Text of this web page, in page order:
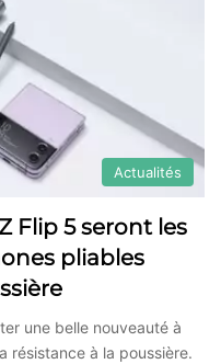
Actualités
Flip 5 seront les
pliables
une belle nouveauté à
résistance à la poussière.